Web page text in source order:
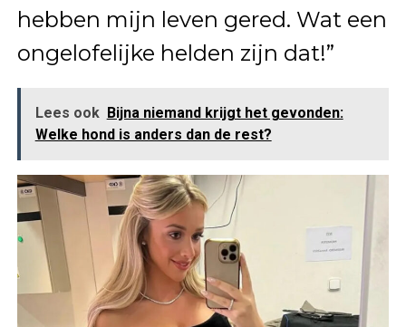
hebben mijn leven gered. Wat een
ongelofelijke helden zijn dat!”
Lees ook Bijna niemand krijgt het gevonden:
Welke hond is anders dan de rest?